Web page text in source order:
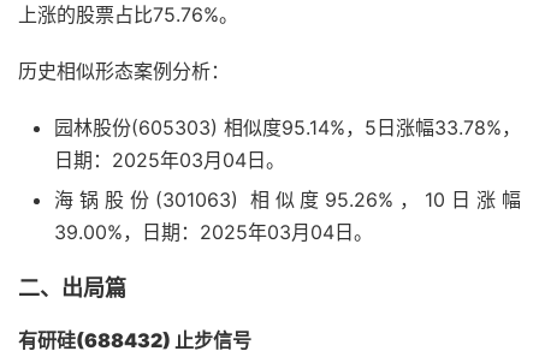
上涨的股票占比75.76%。
历史相似形态案例分析：
园林股份(605303) 相似度95.14%，5日涨幅33.78%，
日期：2025年03月04日。
海锅股份(301063) 相似度95.26%，10日涨幅
39.00%，日期：2025年03月04日。
二、出局篇
有研硅(688432) 止步信号